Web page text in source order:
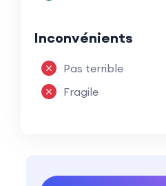
Inconvénients
Pas terrible
Fragile